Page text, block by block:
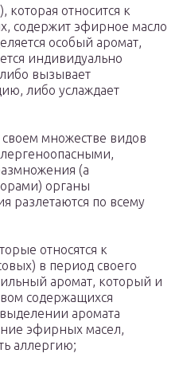
которая относится к
содержит эфирное масло
особый аромат,
индивидуально
вызывает
либо услаждает
множестве видов
(а
органы
разлетаются по всему
относятся к
в период своего
аромат, который и
содержащихся
аромата
эфирных масел,
аллергию;